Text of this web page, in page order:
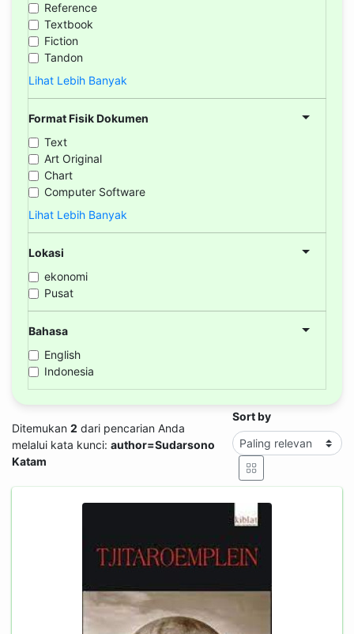
Reference
Textbook
Fiction
Tandon
Lihat Lebih Banyak
Format Fisik Dokumen
Text
Art Original
Chart
Computer Software
Lihat Lebih Banyak
Lokasi
ekonomi
Pusat
Bahasa
English
Indonesia
Ditemukan 2 dari pencarian Anda
melalui kata kunci: author=Sudarsono
Katam
Sort by